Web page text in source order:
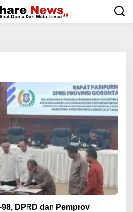
DPRD dan Pemprov